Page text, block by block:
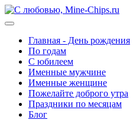
Главная - День рождения
По годам
С юбилеем
Именные мужчине
Именные женщине
Пожелайте доброго утра
Праздники по месяцам
Блог